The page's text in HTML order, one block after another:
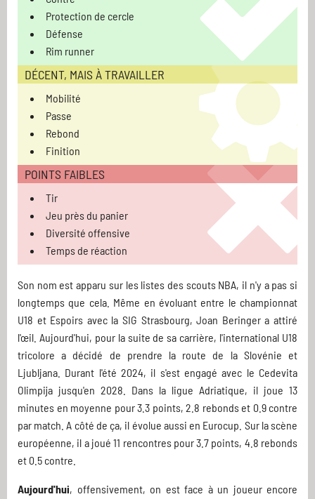
Protection de cercle
Défense
Rim runner
DÉCENT, MAIS À TRAVAILLER
Mobilité
Passe
Rebond
Finition
POINTS FAIBLES
Tir
Jeu près du panier
Diversité offensive
Temps de réaction
Son nom est apparu sur les listes des scouts NBA, il n'y a pas si
longtemps que cela. Même en évoluant entre le championnat
U18 et Espoirs avec la SIG Strasbourg, Joan Beringer a attiré
l'œil. Aujourd'hui, pour la suite de sa carrière, l'international U18
tricolore a décidé de prendre la route de la Slovénie et
Ljubljana. Durant l'été 2024, il s'est engagé avec le Cedevita
Olimpija jusqu'en 2028. Dans la ligue Adriatique, il joue 13
minutes en moyenne pour 3.3 points, 2.8 rebonds et 0.9 contre
par match. A côté de ça, il évolue aussi en Eurocup. Sur la scène
européenne, il a joué 11 rencontres pour 3.7 points, 4.8 rebonds
et 0.5 contre.
Aujourd'hui, offensivement, on est face à un joueur encore